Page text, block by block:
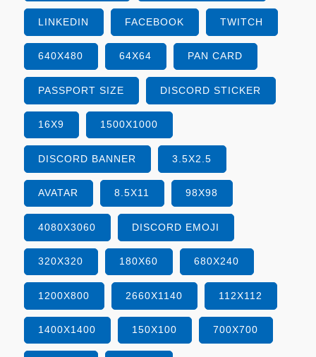
LINKEDIN FACEBOOK TWITCH
640X480 64X64 PAN CARD
PASSPORT SIZE DISCORD STICKER
16X9 1500X1000
DISCORD BANNER 3.5X2.5
AVATAR 8.5X11 98X98
4080X3060 DISCORD EMOJI
320X320 180X60 680X240
1200X800 2660X1140 112X112
1400X1400 150X100 700X700